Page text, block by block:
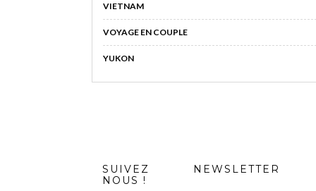
VIETNAM
VOYAGE EN COUPLE
YUKON
SUIVEZ
NOUS !
NEWSLETTER